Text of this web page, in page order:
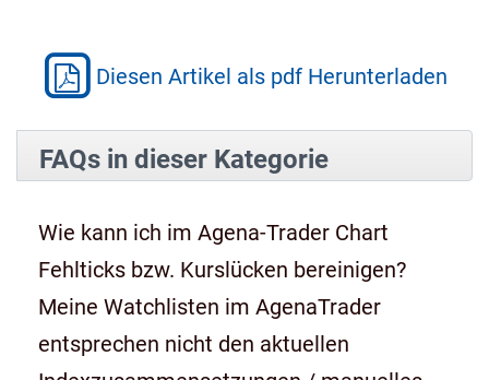
Diesen Artikel als pdf Herunterladen
FAQs in dieser Kategorie
Wie kann ich im Agena-Trader Chart
Fehlticks bzw. Kurslücken bereinigen?
Meine Watchlisten im AgenaTrader
entsprechen nicht den aktuellen